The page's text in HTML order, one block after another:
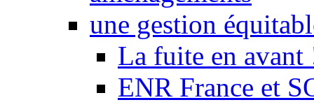
une gestion
La fuite en avant
ENR France et